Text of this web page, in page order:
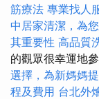
筋療法 專業找人
中居家清潔，為
其重要性 高品質
的觀眾很幸運地
選擇，為新媽媽
程及費用 台北外